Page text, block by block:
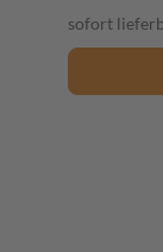
sofort